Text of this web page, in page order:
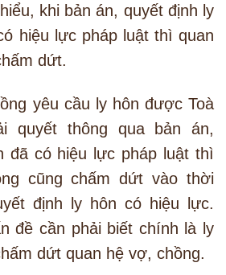
khi bản án, quyết định ly
hiệu lực pháp luật thì quan
dứt.
yêu cầu ly hôn được Toà
quyết thông qua bản án,
đã có hiệu lực pháp luật thì
cũng chấm dứt vào thời
định ly hôn có hiệu lực.
đề cần phải biết chính là ly
dứt quan hệ vợ, chồng.